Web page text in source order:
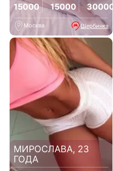
15000 15000 30000
Москва Щербинка
МИРОСЛАВА, 23
ГОДА